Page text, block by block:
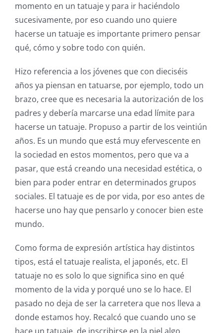
momento en un tatuaje y para ir haciéndolo
sucesivamente, por eso cuando uno quiere
hacerse un tatuaje es importante primero pensar
qué, cómo y sobre todo con quién.
Hizo referencia a los jóvenes que con dieciséis
años ya piensan en tatuarse, por ejemplo, todo un
brazo, cree que es necesaria la autorización de los
padres y debería marcarse una edad límite para
hacerse un tatuaje. Propuso a partir de los veintiún
años. Es un mundo que está muy efervescente en
la sociedad en estos momentos, pero que va a
pasar, que está creando una necesidad estética, o
bien para poder entrar en determinados grupos
sociales. El tatuaje es de por vida, por eso antes de
hacerse uno hay que pensarlo y conocer bien este
mundo.
Como forma de expresión artística hay distintos
tipos, está el tatuaje realista, el japonés, etc. El
tatuaje no es solo lo que significa sino en qué
momento de la vida y porqué uno se lo hace. El
pasado no deja de ser la carretera que nos lleva a
donde estamos hoy. Recalcó que cuando uno se